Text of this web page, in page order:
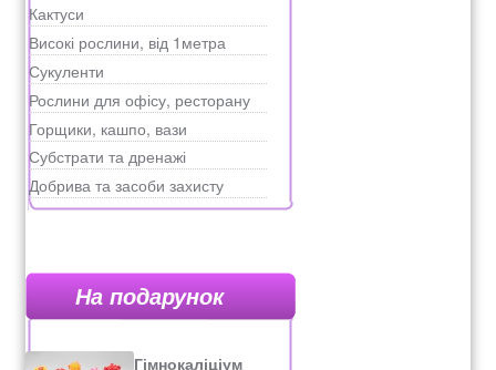
Кактуси
Високі рослини, від 1метра
Сукуленти
Рослини для офісу, ресторану
Горщики, кашпо, вази
Субстрати та дренажі
Добрива та засоби захисту
На подарунок
Гімнокаліціум